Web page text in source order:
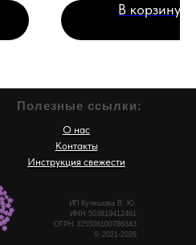
В корзину
Полезные ссылки:
ИП Кулешова В. Ю.
ИНН 503819412461
ОГРН 325508100786343
© 2021-2026
Инструкция свежести
Контакты
О нас